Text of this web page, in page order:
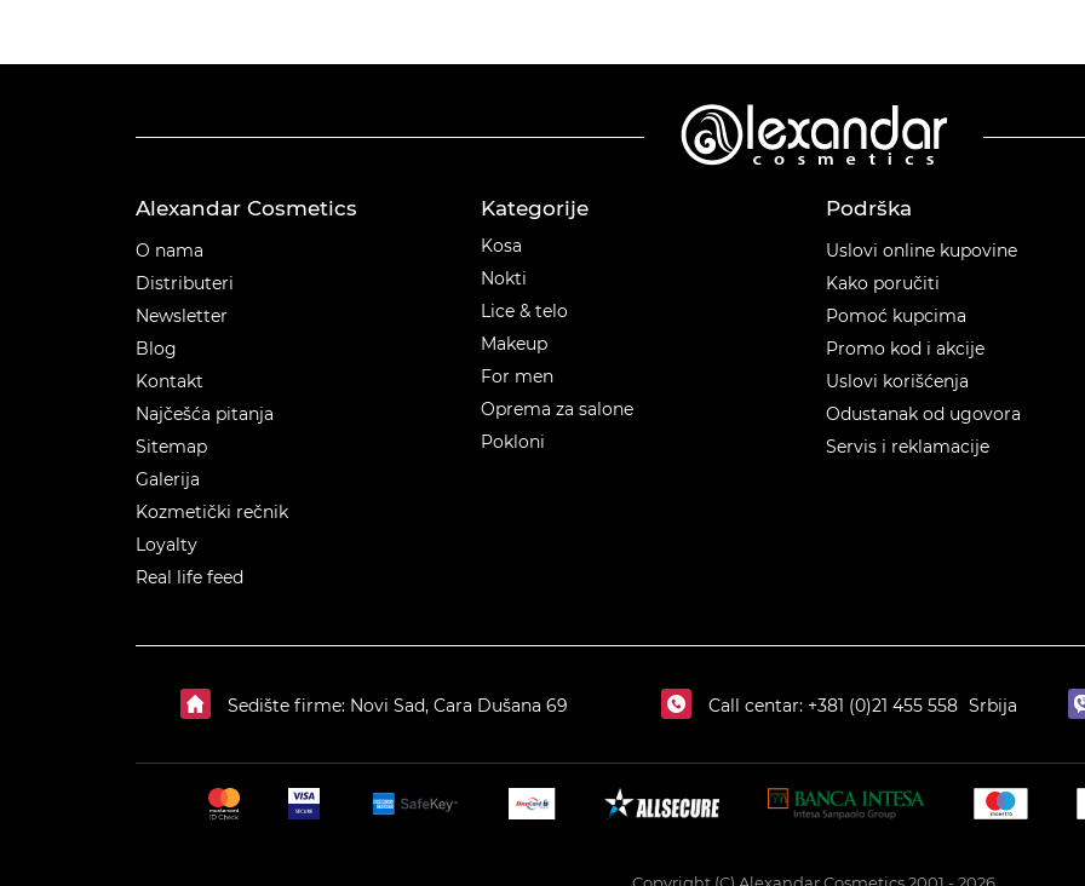
Alexandar Cosmetics
O nama
Distributeri
Newsletter
Blog
Kontakt
Najčešća pitanja
Sitemap
Galerija
Kozmetički rečnik
Loyalty
Real life feed
Kategorije
Kosa
Nokti
Lice & telo
Makeup
For men
Oprema za salone
Pokloni
Podrška
Uslovi online kupovine
Kako poručiti
Pomoć kupcima
Promo kod i akcije
Uslovi korišćenja
Odustanak od ugovora
Servis i reklamacije
Sedište firme: Novi Sad, Cara Dušana 69 Call centar: +381 (0)21 455 558 Srbija
Copyright (C) Alexandar Cosmetics 2001 - 2026